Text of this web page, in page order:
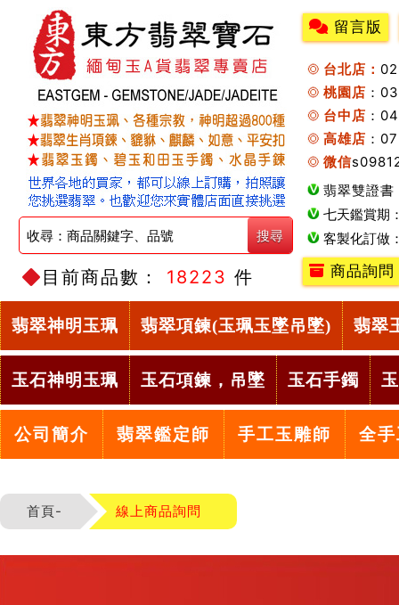
目前商品數： 18223 件
留言版
台北店：
桃園店 ：
台中店 ：
高雄店 ：
微信
翡翠雙證書
七天鑑賞期
客製化訂做
商品詢問
翡翠神明玉珮 翡翠項鍊(玉珮玉墜吊墜) 翡翠
玉石神明玉珮 玉石項鍊，吊墜 玉石手鐲
公司簡介 翡翠鑑定師 手工玉雕師 全
首頁- 線上商品詢問